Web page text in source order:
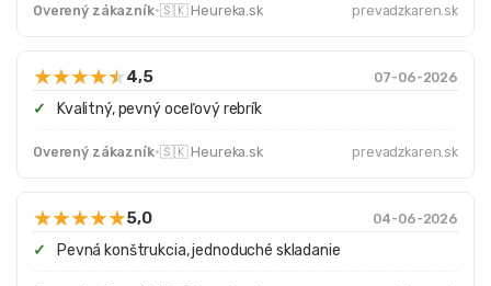
Overený zákazník·🇸🇰 Heureka.sk prevadzkaren.sk
★★★★★4,5 07-06-2026
Kvalitný, pevný oceľový rebrík
Overený zákazník·🇸🇰 Heureka.sk prevadzkaren.sk
★★★★★5,0 04-06-2026
Pevná konštrukcia, jednoduché skladanie